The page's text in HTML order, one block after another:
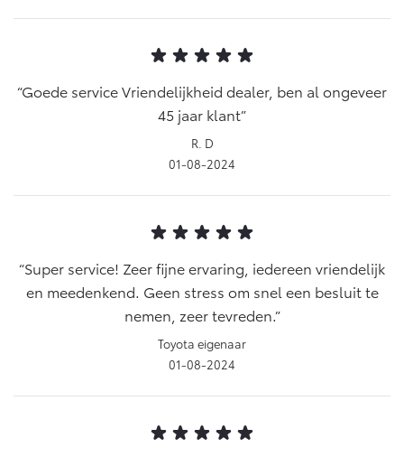
Goede service Vriendelijkheid dealer, ben al ongeveer
45 jaar klant
R. D
01-08-2024
Super service! Zeer fijne ervaring, iedereen vriendelijk
en meedenkend. Geen stress om snel een besluit te
nemen, zeer tevreden.
Toyota eigenaar
01-08-2024